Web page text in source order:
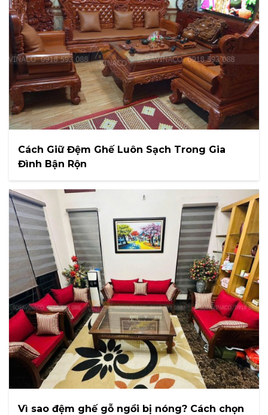
Cách Giữ Đệm Ghế Luôn Sạch Trong Gia
Đình Bận Rộn
Vì sao đệm ghế gỗ ngồi bị nóng? Cách chọn